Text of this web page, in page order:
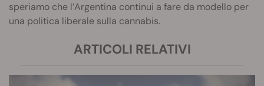
speriamo che l’Argentina continui a fare da modello per
una politica liberale sulla cannabis.
ARTICOLI RELATIVI